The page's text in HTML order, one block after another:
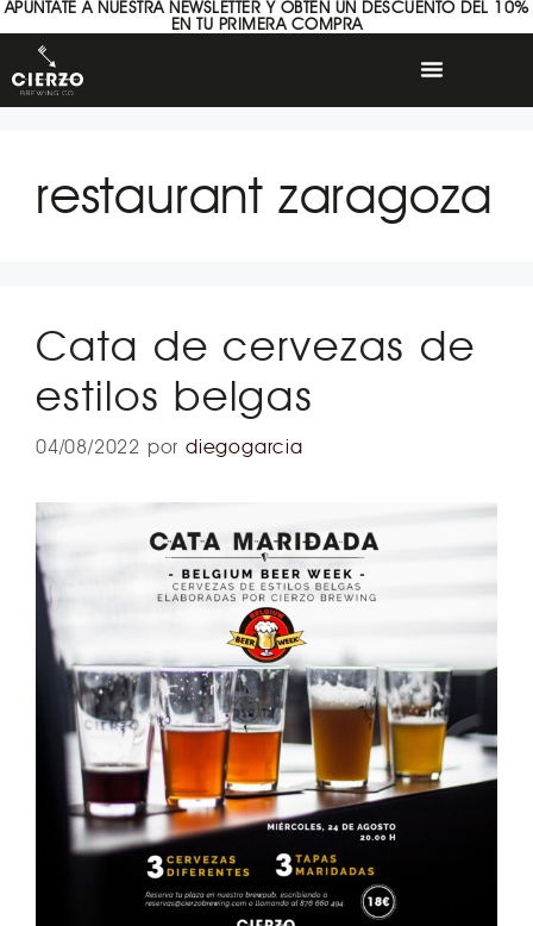
APÚNTATE A NUESTRA NEWSLETTER Y OBTÉN UN DESCUENTO DEL 10%
EN TU PRIMERA COMPRA
restaurant zaragoza
Cata de cervezas de
estilos belgas
04/08/2022 pordiegogarcia